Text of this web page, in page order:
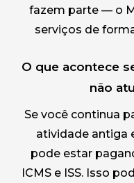
fazem parte — o
serviços de
O que acontece
não
Se você continua
atividade antiga
pode estar
ICMS e ISS. Isso